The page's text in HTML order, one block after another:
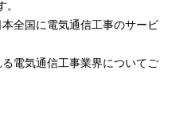
全国に電気通信工事のサービ
電気通信工事業界についてご